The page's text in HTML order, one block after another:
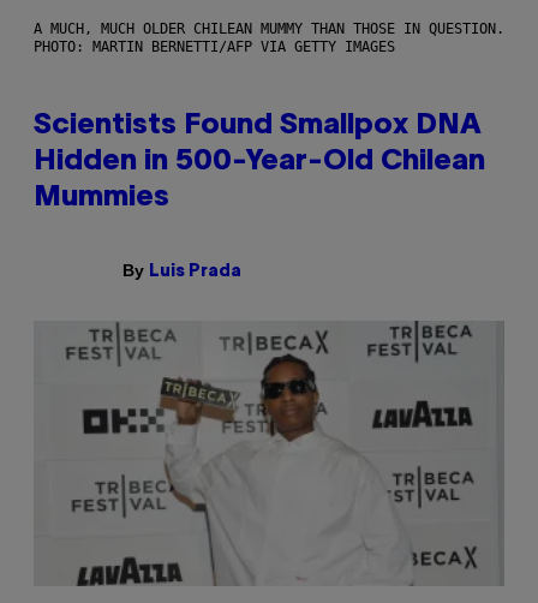
A MUCH, MUCH OLDER CHILEAN MUMMY THAN THOSE IN QUESTION.
PHOTO: MARTIN BERNETTI/AFP VIA GETTY IMAGES
Scientists Found Smallpox DNA
Hidden in 500-Year-Old Chilean
Mummies
By Luis Prada